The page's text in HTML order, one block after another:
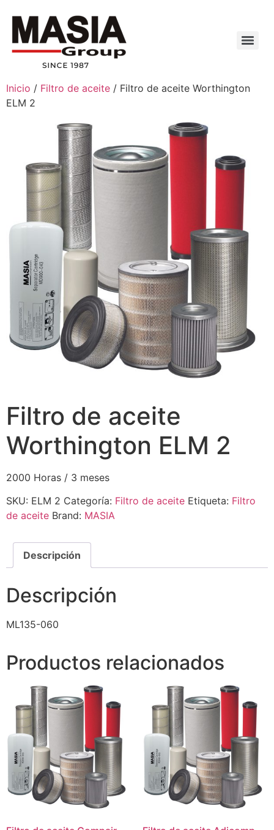
Inicio / Filtro de aceite / Filtro de aceite Worthington
ELM 2
Filtro de aceite
Worthington ELM 2
2000 Horas / 3 meses
SKU: ELM 2 Categoría: Filtro de aceite Etiqueta: Filtro
de aceite Brand: MASIA
Descripción
Descripción
ML135-060
Productos relacionados